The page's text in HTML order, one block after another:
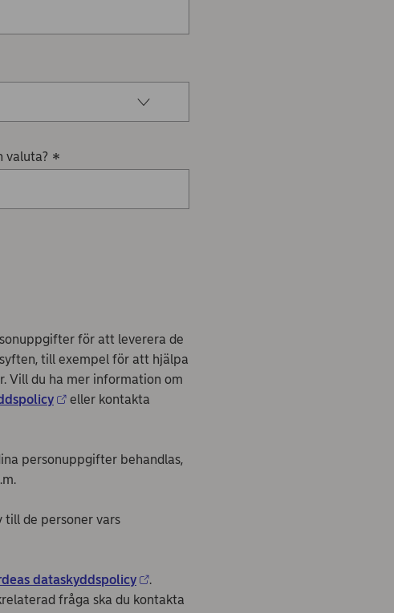
valuta? *
för att leverera de
till exempel för att hjälpa
Vill du ha mer information om
eller kontakta
personuppgifter behandlas,
till de personer vars
dataskyddspolicy
.
fråga ska du kontakta